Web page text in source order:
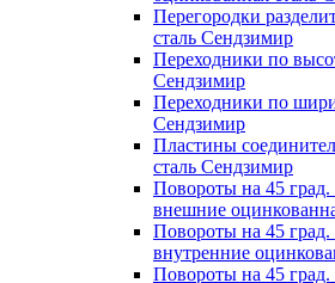
Перегородки
сталь Сендзимир
Переходники по
Сендзимир
Переходники по
Сендзимир
Пластины
сталь Сендзимир
Повороты на 45 град.
внешние
Повороты на 45 град.
внутренние
Повороты на 45 град.